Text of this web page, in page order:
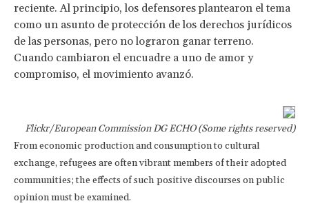
reciente. Al principio, los defensores plantearon el tema
como un asunto de protección de los derechos jurídicos
de las personas, pero no lograron ganar terreno.
Cuando cambiaron el encuadre a uno de amor y
compromiso, el movimiento avanzó.
Flickr/European Commission DG ECHO (Some rights reserved)
From economic production and consumption to cultural
exchange, refugees are often vibrant members of their adopted
communities; the effects of such positive discourses on public
opinion must be examined.